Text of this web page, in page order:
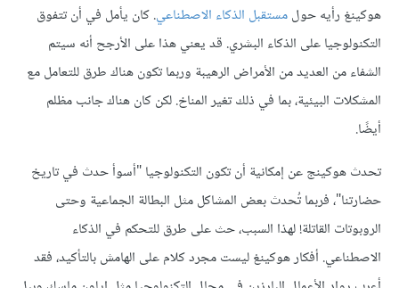
هوكينغ رأيه حولمستقبل الذكاء الاصطناعي. كان يأمل في أن تتفوق
التكنولوجيا على الذكاء البشري. قد يعني هذا على الأرجح أنه سيتم
الشفاء من العديد من الأمراض الرهيبة وربما تكون هناك طرق للتعامل مع
المشكلات البيئية، بما في ذلك تغير المناخ. لكن كان هناك جانب مظلم
أيضًا.
تحدث هوكينج عن إمكانية أن تكون التكنولوجيا "أسوأ حدث في تاريخ
حضارتنا"، فربما تُحدث بعض المشاكل مثل البطالة الجماعية وحتى
الروبوتات القاتلة! لهذا السبب، حث على طرق للتحكم في الذكاء
الاصطناعي. أفكار هوكينغ ليست مجرد كلام على الهامش بالتأكيد، فقد